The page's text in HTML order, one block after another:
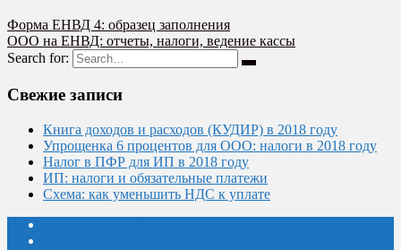
Форма ЕНВД 4: образец заполнения
ООО на ЕНВД: отчеты, налоги, ведение кассы
Search for:
Свежие записи
Книга доходов и расходов (КУДИР) в 2018 году
Упрощенка 6 процентов для ООО: налоги в 2018 году
Налог в ПФР для ИП в 2018 году
ИП: налоги и обязательные платежи
Схема: как уменьшить НДС к уплате